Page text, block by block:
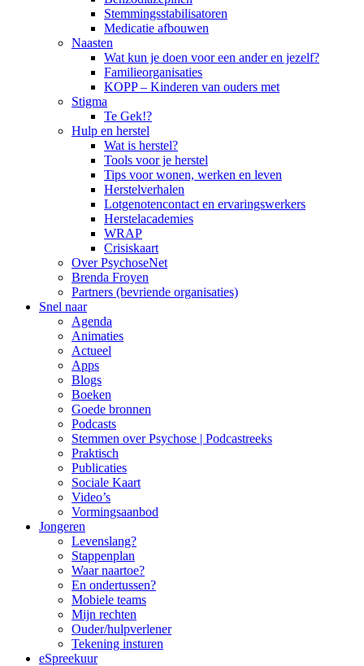
Stemmingsstabilisatoren
Medicatie afbouwen
Naasten
Wat kun je doen voor een ander en jezelf?
Familieorganisaties
KOPP – Kinderen van ouders met
Stigma
Te Gek!?
Hulp en herstel
Wat is herstel?
Tools voor je herstel
Tips voor wonen, werken en leven
Herstelverhalen
Lotgenotencontact en ervaringswerkers
Herstelacademies
WRAP
Crisiskaart
Over PsychoseNet
Brenda Froyen
Partners (bevriende organisaties)
Snel naar
Agenda
Animaties
Actueel
Apps
Blogs
Boeken
Goede bronnen
Podcasts
Stemmen over Psychose | Podcastreeks
Praktisch
Publicaties
Sociale Kaart
Video’s
Vormingsaanbod
Jongeren
Levenslang?
Stappenplan
Waar naartoe?
En ondertussen?
Mobiele teams
Mijn rechten
Ouder/hulpverlener
Tekening insturen
eSpreekuur